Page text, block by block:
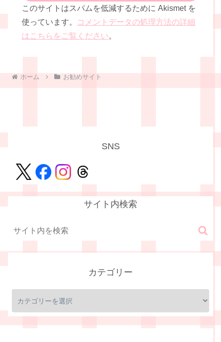
このサイトはスパムを低減するために Akismet を
使っています。
コメントデータの処理方法の詳細
はこちらをご覧ください。
ホーム お勧めサイト
SNS
サイト内検索
カテゴリー